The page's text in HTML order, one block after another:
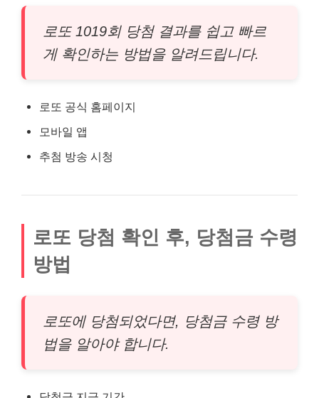
로또 1019회 당첨 결과를 쉽고 빠르
게 확인하는 방법을 알려드립니다.
로또 공식 홈페이지
모바일 앱
추첨 방송 시청
로또 당첨 확인 후, 당첨금 수령
방법
로또에 당첨되었다면, 당첨금 수령 방
법을 알아야 합니다.